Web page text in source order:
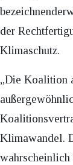
der
Klimaschutz.
„Die Koalition
Klimawandel.
wahrscheinlich